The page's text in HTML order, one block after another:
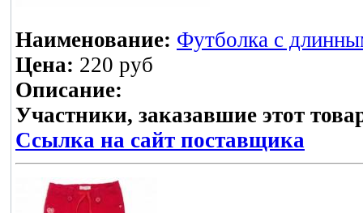
Наименование: Футболка с
Цена: 220 руб
Описание:
Участники, заказавшие этот
Ссылка на сайт поставщика